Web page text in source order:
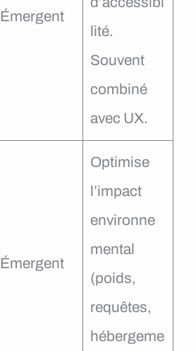
Émergent
lité.
Souvent
combiné
avec UX.
Émergent
Optimise
l’impact
environne
mental
(poids,
requêtes,
hébergeme